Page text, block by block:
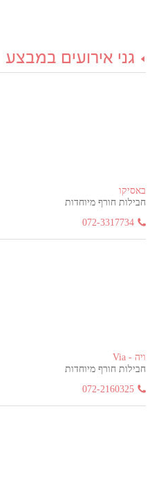
גני אירועים במבצע
באסיקו
חבילות חורף מיוחדות
072-3317734
ויה - Via
חבילות חורף מיוחדות
072-2160325